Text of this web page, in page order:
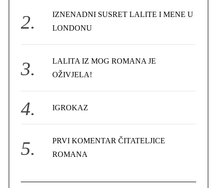
IZNENADNI SUSRET LALITE I MENE U
LONDONU
LALITA IZ MOG ROMANA JE
OŽIVJELA!
IGROKAZ
PRVI KOMENTAR ČITATELJICE
ROMANA